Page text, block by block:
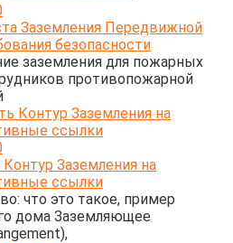
Заземления Передвижной
безопасности
заземления для пожарных
противопожарной
Заземления на
ссылки
что это такое, пример
дома Заземляющее